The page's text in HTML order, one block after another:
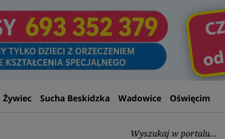
Żywiec Sucha Beskidzka Wadowice Oświęcim